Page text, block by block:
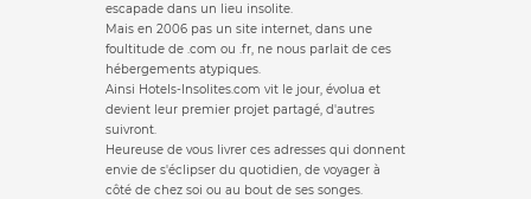
escapade dans un lieu insolite.
Mais en 2006 pas un site internet, dans une
foultitude de .com ou .fr, ne nous parlait de ces
hébergements atypiques.
Ainsi Hotels-Insolites.com vit le jour, évolua et
devient leur premier projet partagé, d'autres
suivront.
Heureuse de vous livrer ces adresses qui donnent
envie de s'éclipser du quotidien, de voyager à
côté de chez soi ou au bout de ses songes.